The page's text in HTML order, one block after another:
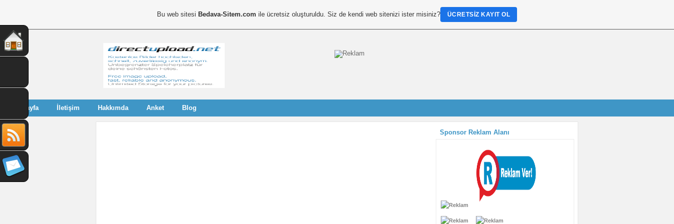
Anasayfa İletişim Hakkımda Anket Blog
Sponsor Reklam Alanı
Bu web sitesi Bedava-Sitem.com ile ücretsiz oluşturuldu. Siz de kendi web sitenizi ister misiniz? ÜCRETSIZ KAYIT OL